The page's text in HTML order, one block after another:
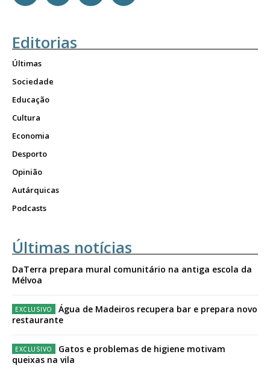
Editorias
Últimas
Sociedade
Educação
Cultura
Economia
Desporto
Opinião
Autárquicas
Podcasts
Últimas notícias
DaTerra prepara mural comunitário na antiga escola da
Mélvoa
Água de Madeiros recupera bar e prepara novo
restaurante
Gatos e problemas de higiene motivam
queixas na vila